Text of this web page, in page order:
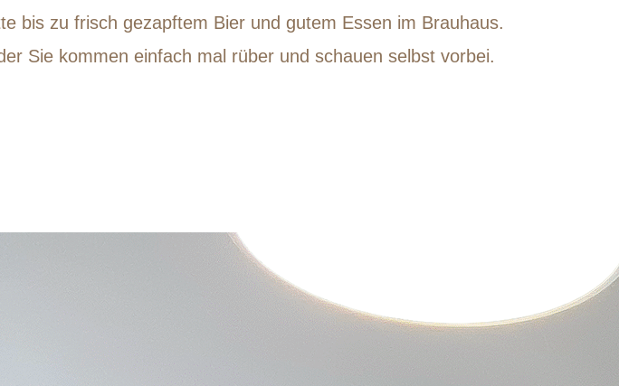
bis zu frisch gezapftem Bier und gutem Essen im Brauhaus.
Sie kommen einfach mal rüber und schauen selbst vorbei.